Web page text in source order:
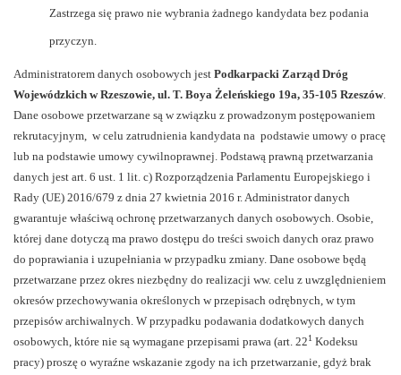
Zastrzega się prawo nie wybrania żadnego kandydata bez podania
przyczyn.
Administratorem danych osobowych jest Podkarpacki Zarząd Dróg
Wojewódzkich w Rzeszowie, ul. T. Boya Żeleńskiego 19a, 35-105 Rzeszów.
Dane osobowe przetwarzane są w związku z prowadzonym postępowaniem
rekrutacyjnym, w celu zatrudnienia kandydata na podstawie umowy o pracę
lub na podstawie umowy cywilnoprawnej. Podstawą prawną przetwarzania
danych jest art. 6 ust. 1 lit. c) Rozporządzenia Parlamentu Europejskiego i
Rady (UE) 2016/679 z dnia 27 kwietnia 2016 r. Administrator danych
gwarantuje właściwą ochronę przetwarzanych danych osobowych. Osobie,
której dane dotyczą ma prawo dostępu do treści swoich danych oraz prawo
do poprawiania i uzupełniania w przypadku zmiany. Dane osobowe będą
przetwarzane przez okres niezbędny do realizacji ww. celu z uwzględnieniem
okresów przechowywania określonych w przepisach odrębnych, w tym
przepisów archiwalnych. W przypadku podawania dodatkowych danych
osobowych, które nie są wymagane przepisami prawa (art. 221 Kodeksu
pracy) proszę o wyraźne wskazanie zgody na ich przetwarzanie, gdyż brak